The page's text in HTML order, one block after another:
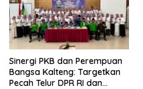
Sinergi PKB dan Perempuan
Bangsa Kalteng: Targetkan
Pecah Telur DPR RI dan